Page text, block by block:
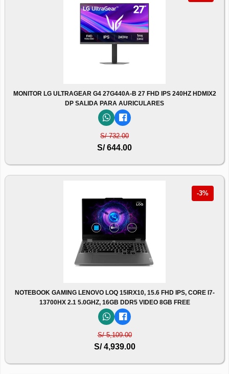
MONITOR LG ULTRAGEAR G4 27G440A-B 27 FHD IPS 240HZ HDMIX2
DP SALIDA PARA AURICULARES
S/ 732.00
S/ 644.00
-3%
NOTEBOOK GAMING LENOVO LOQ 15IRX10, 15.6 FHD IPS, CORE I7-
13700HX 2.1 5.0GHZ, 16GB DDR5 VIDEO 8GB FREE
S/ 5,109.00
S/ 4,939.00